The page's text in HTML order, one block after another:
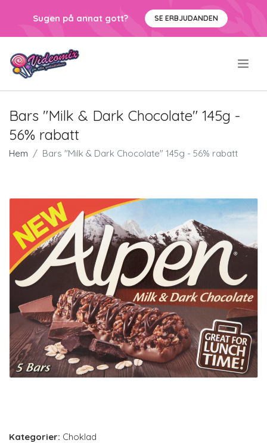
Sugen på annat gott? SE ERBJUDANDEN
Bars "Milk & Dark Chocolate" 145g -
56% rabatt
Hem Bars "Milk & Dark Chocolate" 145g - 56% rabatt
Kategorier: Choklad